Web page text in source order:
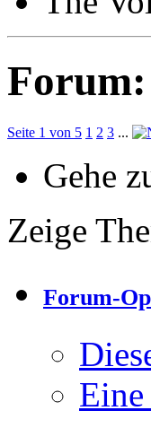
Forum:
Seite 1 von 5 1 2 3 ...
Gehe
Zeige
Forum-
Eine